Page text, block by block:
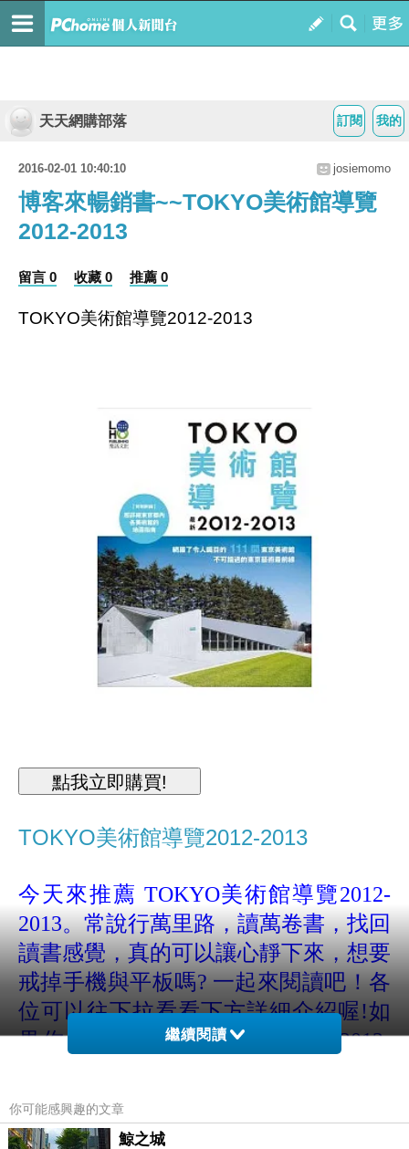
我的
訂閱
天天網購部落
2016-02-01 10:40:10 josiemomo
博客來暢銷書~~TOKYO美術館導覽
2012-2013
留言 0 收藏 0 推薦 0
TOKYO美術館導覽2012-2013
TOKYO美術館導覽2012-2013
今天來推薦 TOKYO美術館導覽2012-
2013。常說行萬里路，讀萬卷書，找回
讀書感覺，真的可以讓心靜下來，想要
戒掉手機與平板嗎? 一起來閱讀吧！各
位可以往下拉看看下方詳細介紹喔!如
果你也想買
TOKYO美術館導覽2012-
買，可以在7-11取貨付款，真的很方
便!
繼續閱讀
你可能感興趣的文章
鯨之城